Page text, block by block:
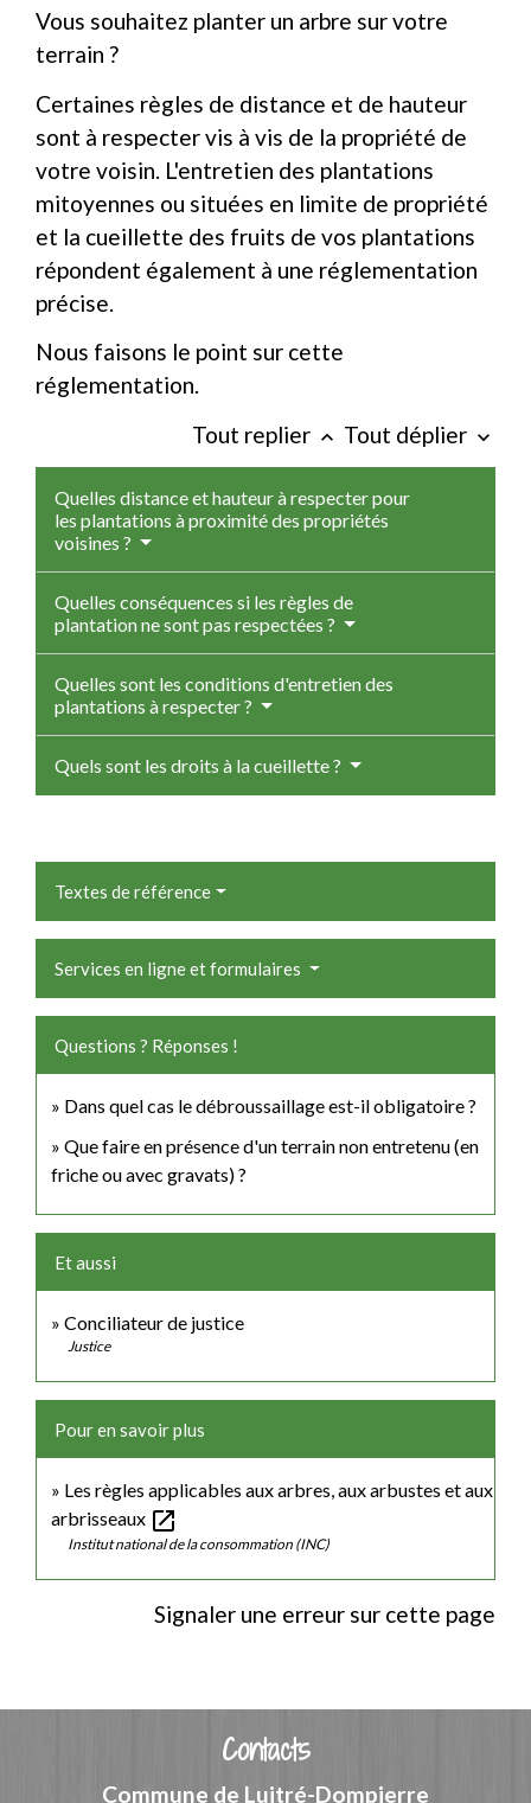
Vous souhaitez planter un arbre sur votre
terrain ?
Certaines règles de distance et de hauteur
sont à respecter vis à vis de la propriété de
votre voisin. L'entretien des plantations
mitoyennes ou situées en limite de propriété
et la cueillette des fruits de vos plantations
répondent également à une réglementation
précise.
Nous faisons le point sur cette
réglementation.
Tout replier keyboard_arrow_up Tout déplier keyboard_arrow_down
Quelles distance et hauteur à respecter pour
les plantations à proximité des propriétés
voisines ?
Quelles conséquences si les règles de
plantation ne sont pas respectées ?
Quelles sont les conditions d'entretien des
plantations à respecter ?
Quels sont les droits à la cueillette ?
Textes de référence
Services en ligne et formulaires
Questions ? Réponses !
Dans quel cas le débroussaillage est-il obligatoire ?
Que faire en présence d'un terrain non entretenu (en
friche ou avec gravats) ?
Et aussi
Conciliateur de justice
Justice
Pour en savoir plus
Les règles applicables aux arbres, aux arbustes et aux
arbrisseaux open_in_new
Institut national de la consommation (INC)
Signaler une erreur sur cette page
Contacts
Commune de Luitré-Dompierre